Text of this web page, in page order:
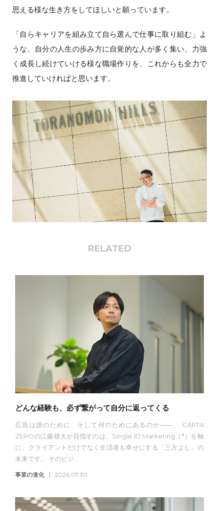
思える様な生き方をしてほしいと願っています。
「自らキャリアを組み立て自ら選んで仕事に取り組む」よ
うな、自分の人生の歩み方に自覚的な人が多く集い、力強
く成長し続けていける様な職場作りを、これからも全力で
推進していければと思います。
RELATED
どんな経験も、必ず繋がって自分に返ってくる
広告は誰のために、そして何のためにあるのか——。 CARTA
ZEROの江藤雄大が目指すのは、Single ID Marketing（*）を軸
に、クライアントだけでなく生活者も幸せにする「三方よし」の
未来です。 そのビジ...
事業の進化 2026.07.30